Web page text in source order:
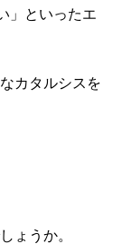
」といったエ
カタルシスを
ょうか。